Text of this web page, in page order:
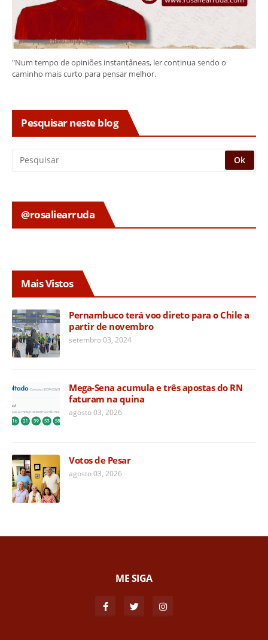
"Num tempo de opiniões instantâneas, ler continua sendo o
caminho mais curto para pensar melhor.
Pesquisar neste blog
@rosaliearruda
Mais Vistos
Pernambuco terá voo direto para o Chile a
partir de novembro
setembro 03, 2024
Mega-Sena acumula e três apostas do RN
faturam na quina
agosto 03, 2026
Votos de Pesar
agosto 03, 2026
ME SIGA